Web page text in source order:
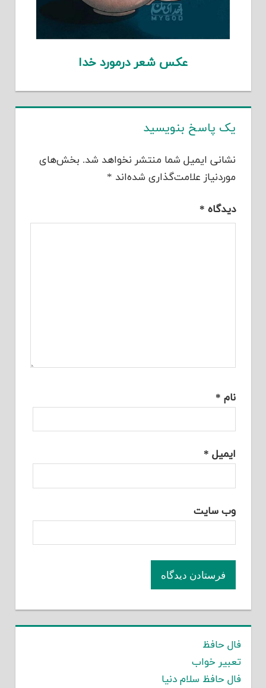
عکس شعر درمورد خدا
یک پاسخ بنویسید
نشانی ایمیل شما منتشر نخواهد شد. بخش‌های
موردنیاز علامت‌گذاری شده‌اند *
دیدگاه *
نام *
ایمیل *
وب‌ سایت
فال حافظ
تعبیر خواب
فال حافظ سلام دنیا